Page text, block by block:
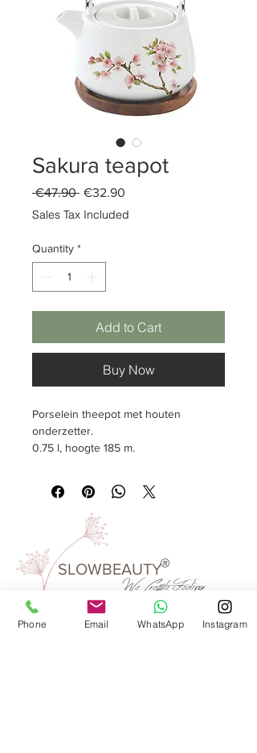
Sakura teapot
€47.90 Regular
Price
€32.90
Price
Sales Tax Included
Quantity *
Add to Cart
Buy Now
Porselein theepot met houten
onderzetter.
0.75 l, hoogte 185 m.
SLOWBEAUTY
We CreateFeeling
®
Phone Email WhatsApp Instagram